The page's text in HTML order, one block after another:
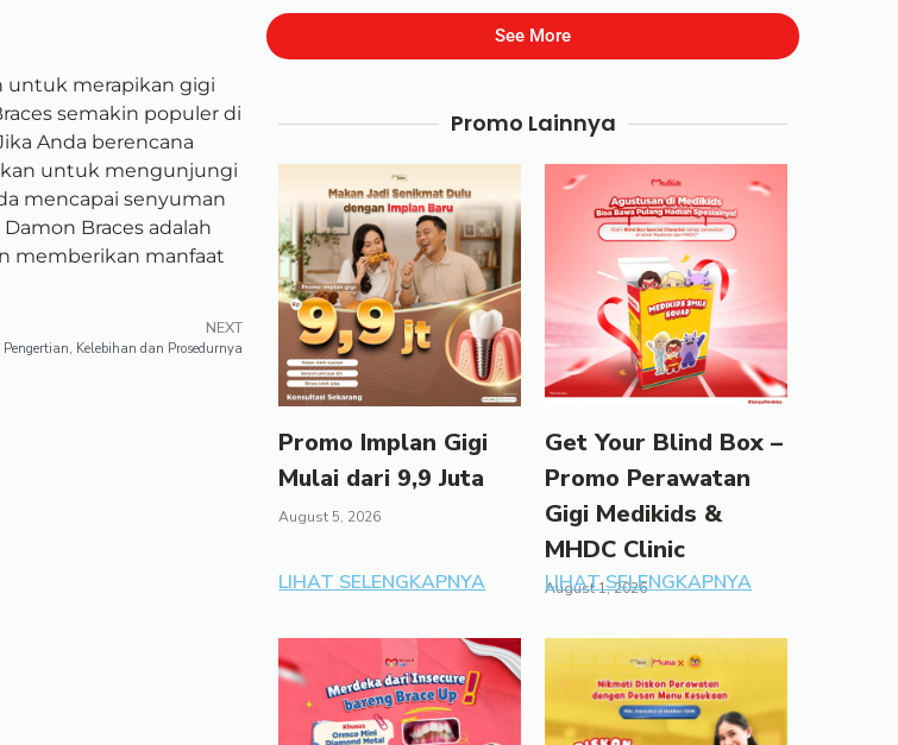
untuk merapikan gigi
semakin populer di
Anda berencana
untuk mengunjungi
mencapai senyuman
Braces adalah
memberikan manfaat
NEXT
Kelebihan dan Prosedurnya
See More
Promo Lainnya
Promo Implan Gigi
Mulai dari 9,9 Juta
August 5, 2026
LIHAT SELENGKAPNYA
Get Your Blind Box –
Promo Perawatan
Gigi Medikids &
MHDC Clinic
August 1, 2026
LIHAT SELENGKAPNYA